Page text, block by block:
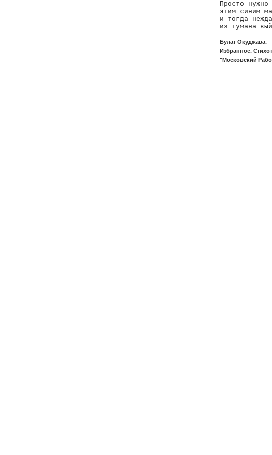
Просто нужно
этим синим
и тогда
из тумана
Булат Окуджава.
Избранное.
"Московский